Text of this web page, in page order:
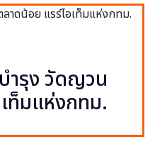
ำรุง วัดญวน
ท็มแห่งกทม.